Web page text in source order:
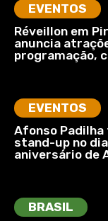
EVENTOS
Réveillon em
anuncia
programação,
EVENTOS
Afonso
stand-up no
aniversário de
BRASIL